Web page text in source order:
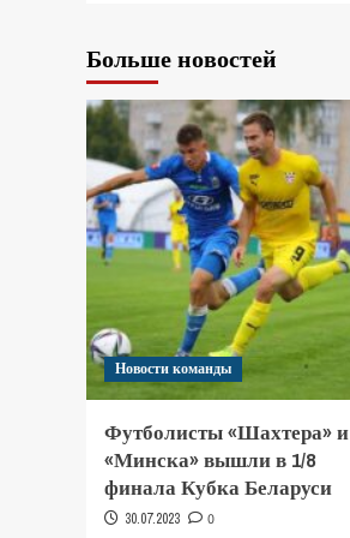
Больше новостей
Новости команды
Футболисты «Шахтера» и
«Минска» вышли в 1/8
финала Кубка Беларуси
30.07.2023 0